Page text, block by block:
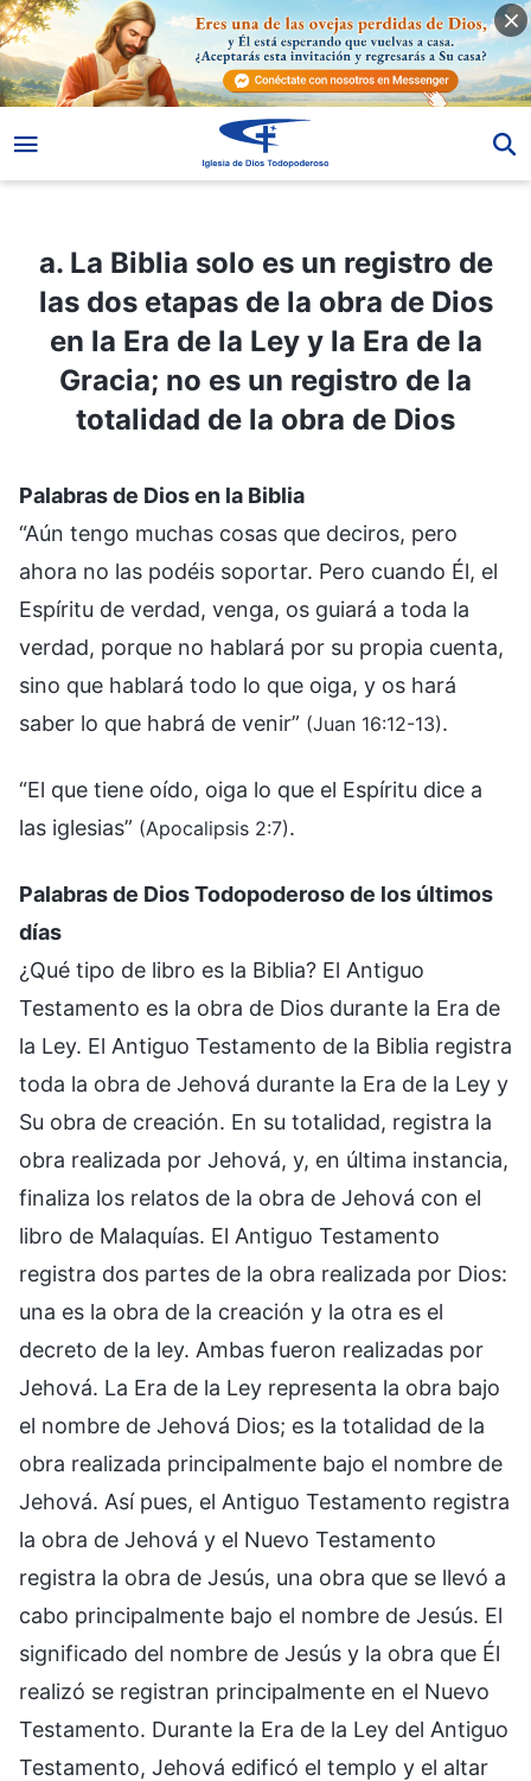
a. La Biblia solo es un registro de
las dos etapas de la obra de Dios
en la Era de la Ley y la Era de la
Gracia; no es un registro de la
totalidad de la obra de Dios
Palabras de Dios en la Biblia
“Aún tengo muchas cosas que deciros, pero
ahora no las podéis soportar. Pero cuando Él, el
Espíritu de verdad, venga, os guiará a toda la
verdad, porque no hablará por su propia cuenta,
sino que hablará todo lo que oiga, y os hará
saber lo que habrá de venir” (Juan 16:12-13).
“El que tiene oído, oiga lo que el Espíritu dice a
las iglesias” (Apocalipsis 2:7).
Palabras de Dios Todopoderoso de los últimos
días
¿Qué tipo de libro es la Biblia? El Antiguo
Testamento es la obra de Dios durante la Era de
la Ley. El Antiguo Testamento de la Biblia registra
toda la obra de Jehová durante la Era de la Ley y
Su obra de creación. En su totalidad, registra la
obra realizada por Jehová, y, en última instancia,
finaliza los relatos de la obra de Jehová con el
libro de Malaquías. El Antiguo Testamento
registra dos partes de la obra realizada por Dios:
una es la obra de la creación y la otra es el
decreto de la ley. Ambas fueron realizadas por
Jehová. La Era de la Ley representa la obra bajo
el nombre de Jehová Dios; es la totalidad de la
obra realizada principalmente bajo el nombre de
Jehová. Así pues, el Antiguo Testamento registra
la obra de Jehová y el Nuevo Testamento
registra la obra de Jesús, una obra que se llevó a
cabo principalmente bajo el nombre de Jesús. El
significado del nombre de Jesús y la obra que Él
realizó se registran principalmente en el Nuevo
Testamento. Durante la Era de la Ley del Antiguo
Testamento, Jehová edificó el templo y el altar